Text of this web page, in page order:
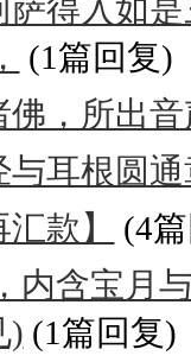
得入如
(1篇回复)
，所出
与耳根圆
款】
(4
内含宝月
) (1篇回复)